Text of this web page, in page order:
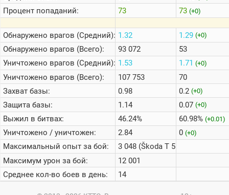
Процент попаданий:
Обнаружено врагов (Средний):
Обнаружено врагов (Всего):
Уничтожено врагов (Средний):
Уничтожено врагов (Всего):
Захват базы:
Защита базы:
Выжил в битвах:
Уничтожено / уничтожен:
Максимальный опыт за бой:
Максимум урон за бой:
Среднее кол-во боев в день:
73
1.32
93 072
1.53
107 753
0.98
1.14
46.24%
2.84
3 048 (Škoda T 56)
12 001
14
73 (+0)
1.29 (+0)
53
1.71 (+0)
70
0.2 (+0)
0.07 (+0)
60.98% (+0.01)
0 (+0)